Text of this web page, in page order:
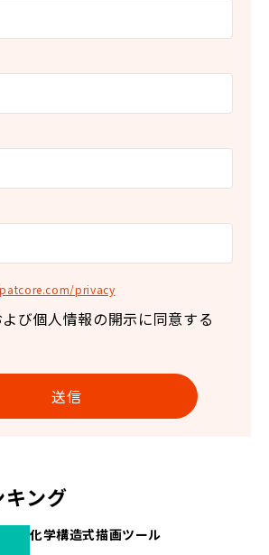
privacy
び個人情報の開示に同意する
ング
化学構造式描画ツール